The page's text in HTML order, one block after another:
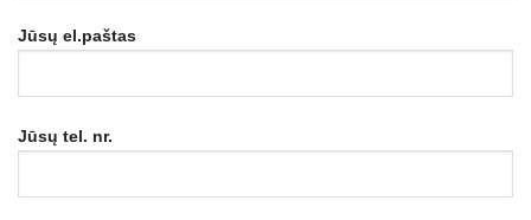
Jūsų el.paštas
Jūsų tel. nr.